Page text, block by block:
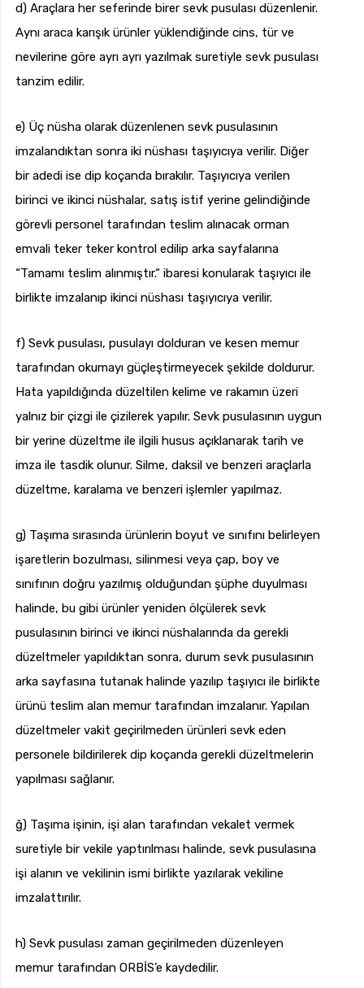
d) Araçlara her seferinde birer sevk pusulası düzenlenir.
Aynı araca karışık ürünler yüklendiğinde cins, tür ve
nevilerine göre ayrı ayrı yazılmak suretiyle sevk pusulası
tanzim edilir.
e) Üç nüsha olarak düzenlenen sevk pusulasının
imzalandıktan sonra iki nüshası taşıyıcıya verilir. Diğer
bir adedi ise dip koçanda bırakılır. Taşıyıcıya verilen
birinci ve ikinci nüshalar, satış istif yerine gelindiğinde
görevli personel tarafından teslim alınacak orman
emvali teker teker kontrol edilip arka sayfalarına
“Tamamı teslim alınmıştır.“ ibaresi konularak taşıyıcı ile
birlikte imzalanıp ikinci nüshası taşıyıcıya verilir.
f) Sevk pusulası, pusulayı dolduran ve kesen memur
tarafından okumayı güçleştirmeyecek şekilde doldurur.
Hata yapıldığında düzeltilen kelime ve rakamın üzeri
yalnız bir çizgi ile çizilerek yapılır. Sevk pusulasının uygun
bir yerine düzeltme ile ilgili husus açıklanarak tarih ve
imza ile tasdik olunur. Silme, daksil ve benzeri araçlarla
düzeltme, karalama ve benzeri işlemler yapılmaz.
g) Taşıma sırasında ürünlerin boyut ve sınıfını belirleyen
işaretlerin bozulması, silinmesi veya çap, boy ve
sınıfının doğru yazılmış olduğundan şüphe duyulması
halinde, bu gibi ürünler yeniden ölçülerek sevk
pusulasının birinci ve ikinci nüshalarında da gerekli
düzeltmeler yapıldıktan sonra, durum sevk pusulasının
arka sayfasına tutanak halinde yazılıp taşıyıcı ile birlikte
ürünü teslim alan memur tarafından imzalanır. Yapılan
düzeltmeler vakit geçirilmeden ürünleri sevk eden
personele bildirilerek dip koçanda gerekli düzeltmelerin
yapılması sağlanır.
ğ) Taşıma işinin, işi alan tarafından vekalet vermek
suretiyle bir vekile yaptırılması halinde, sevk pusulasına
işi alanın ve vekilinin ismi birlikte yazılarak vekiline
imzalattırılır.
h) Sevk pusulası zaman geçirilmeden düzenleyen
memur tarafından ORBİS’e kaydedilir.